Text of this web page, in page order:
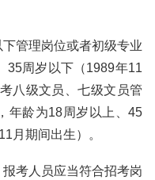
下管理岗位或者初级专业
35周岁以下（1989年11
八级文员、七级文员管
年龄为18周岁以上、45
月期间出生）。
报考人员应当符合招考岗